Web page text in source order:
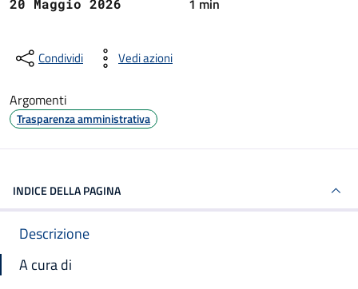
20 Maggio 2026 1 min
Condividi Vedi azioni
Argomenti
Trasparenza amministrativa
INDICE DELLA PAGINA
Descrizione
A cura di